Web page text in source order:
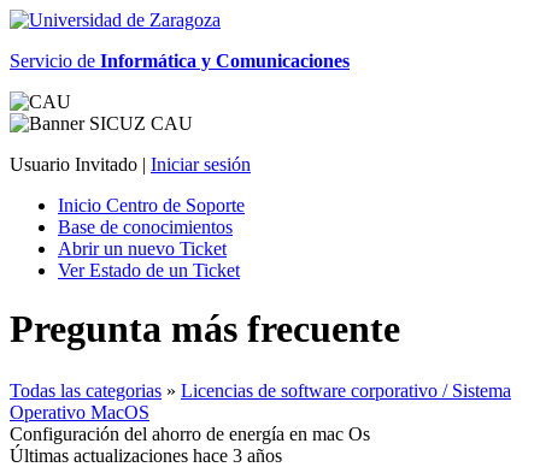
Servicio de Informática y Comunicaciones
Usuario Invitado | Iniciar sesión
Inicio Centro de Soporte
Base de conocimientos
Abrir un nuevo Ticket
Ver Estado de un Ticket
Pregunta más frecuente
Todas las categorias » Licencias de software corporativo / Sistema
Operativo MacOS
Configuración del ahorro de energía en mac Os
Últimas actualizaciones hace 3 años